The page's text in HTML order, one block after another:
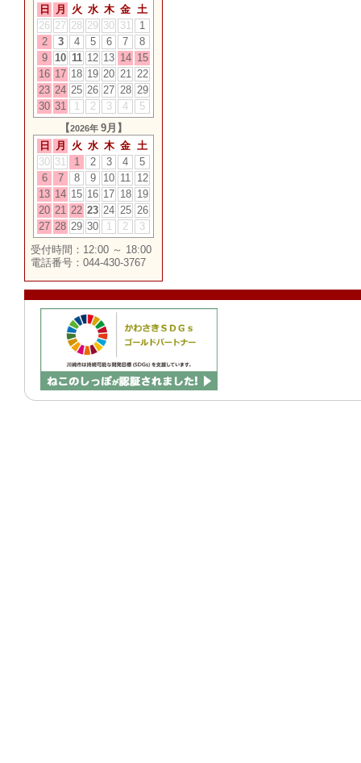
日
月 火 水 木 金 土
26 27 28 29 30 31
1
2
3 4 5 6 7
8
9
10 11 12 13 14 15
16 17 18 19 20 21 22
23 24 25 26 27 28 29
30 31 1 2 3 4
5
【2026年 9月】
日
月 火 水 木 金 土
30 31 1 2 3 4
5
6
7 8 9 10 11 12
13 14 15 16 17 18 19
20 21 22 23 24 25 26
27 28 29 30 1 2
3
受付時間：12:00 ～ 18:00
電話番号：044-430-3767